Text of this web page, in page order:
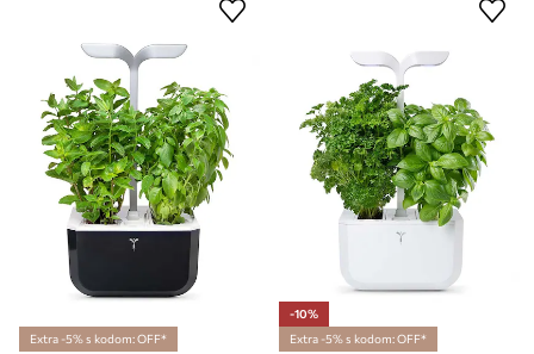
Extra -5% s kodom: OFF*
-10%
Extra -5% s kodom: OFF*